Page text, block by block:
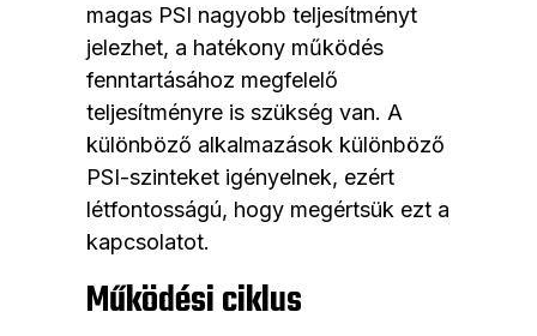
magas PSI nagyobb teljesítményt
jelezhet, a hatékony működés
fenntartásához megfelelő
teljesítményre is szükség van. A
különböző alkalmazások különböző
PSI-szinteket igényelnek, ezért
létfontosságú, hogy megértsük ezt a
kapcsolatot.
Működési ciklus